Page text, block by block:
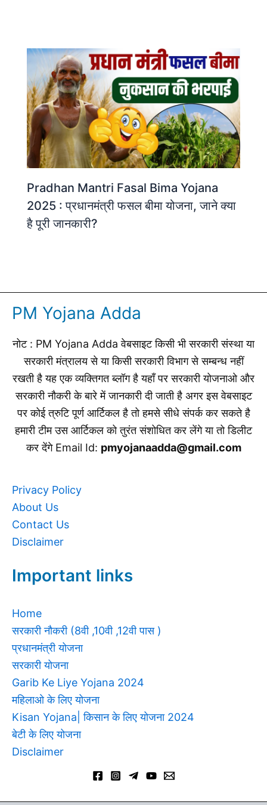
Pradhan Mantri Fasal Bima Yojana
2025 : प्रधानमंत्री फसल बीमा योजना, जाने क्या
है पूरी जानकारी?
PM Yojana Adda
नोट : PM Yojana Adda वेबसाइट किसी भी सरकारी संस्था या
सरकारी मंत्रालय से या किसी सरकारी विभाग से सम्बन्ध नहीं
रखती है यह एक व्यक्तिगत ब्लॉग है यहाँ पर सरकारी योजनाओ और
सरकारी नौकरी के बारे में जानकारी दी जाती है अगर इस वेबसाइट
पर कोई त्रुटि पूर्ण आर्टिकल है तो हमसे सीधे संपर्क कर सकते है
हमारी टीम उस आर्टिकल को तुरंत संशोधित कर लेंगे या तो डिलीट
कर देंगे Email Id: pmyojanaadda@gmail.com
Privacy Policy
About Us
Contact Us
Disclaimer
Important links
Home
सरकारी नौकरी (8वी ,10वी ,12वी पास )
प्रधानमंत्री योजना
सरकारी योजना
Garib Ke Liye Yojana 2024
महिलाओ के लिए योजना
Kisan Yojana| किसान के लिए योजना 2024
बेटी के लिए योजना
Disclaimer